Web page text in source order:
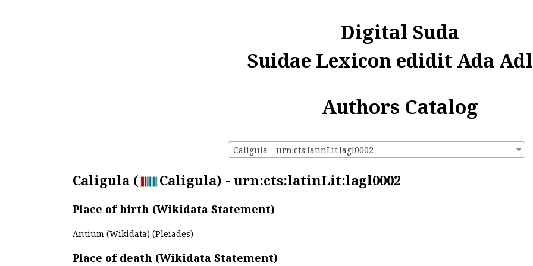
Digital Suda
Suidae Lexicon edidit Ada
Authors Catalog
Caligula - urn:cts:latinLit:lagl0002
Caligula ( Caligula) - urn:cts:latinLit:lagl0002
Place of birth (Wikidata Statement)
Antium (Wikidata) (Pleiades)
Place of death (Wikidata Statement)